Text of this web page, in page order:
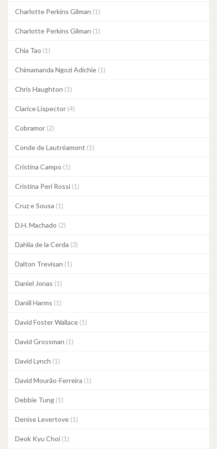
Charlotte Perkins Gilman (1)
Charlotte Perkins Gilman (1)
Chia Tao (1)
Chimamanda Ngozi Adichie (1)
Chris Haughton (1)
Clarice Lispector (4)
Cobramor (2)
Conde de Lautréamont (1)
Cristina Campo (1)
Cristina Peri Rossi (1)
Cruz e Sousa (1)
D.H. Machado (2)
Dahlia de la Cerda (3)
Dalton Trevisan (1)
Daniel Jonas (1)
Daniil Harms (1)
David Foster Wallace (1)
David Grossman (1)
David Lynch (1)
David Mourão-Ferreira (1)
Debbie Tung (1)
Denise Levertove (1)
Deok Kyu Choi (1)